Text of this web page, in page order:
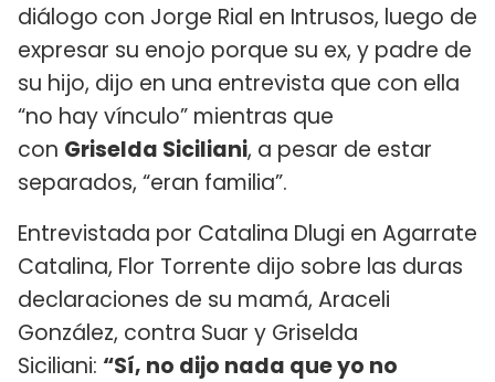
diálogo con Jorge Rial en Intrusos, luego de
expresar su enojo porque su ex, y padre de
su hijo, dijo en una entrevista que con ella
“no hay vínculo” mientras que
con Griselda Siciliani, a pesar de estar
separados, “eran familia”.
Entrevistada por Catalina Dlugi en Agarrate
Catalina, Flor Torrente dijo sobre las duras
declaraciones de su mamá, Araceli
González, contra Suar y Griselda
Siciliani: “Sí, no dijo nada que yo no